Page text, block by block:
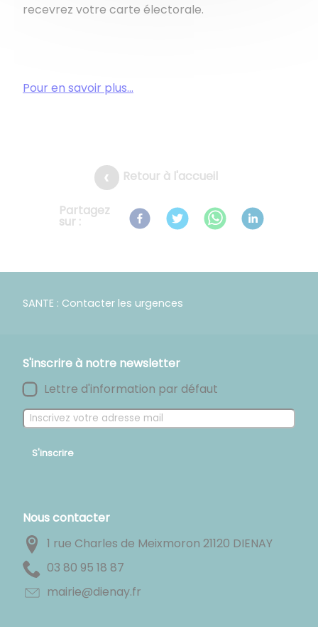
recevrez votre carte électorale.
Pour en savoir plus...
Retour à l'accueil
Partagez
sur :
SANTE : Contacter les urgences
S'inscrire à notre newsletter
Lettre d'information par défaut
S'inscrire
Nous contacter
1 rue Charles de Meixmoron 21120 DIENAY
78 81 59 08 30
rf.yaneid@eiriam